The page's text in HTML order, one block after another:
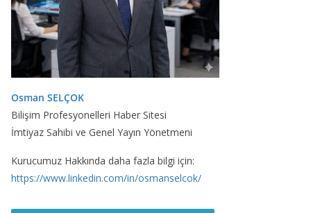
Osman SELÇOK
Bilişim Profesyonelleri Haber Sitesi
İmtiyaz Sahibi ve Genel Yayın Yönetmeni
Kurucumuz Hakkında daha fazla bilgi için:
https://www.linkedin.com/in/osmanselcok/